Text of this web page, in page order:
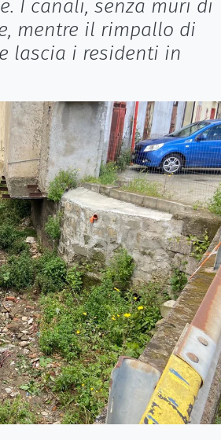
I canali, senza muri di
mentre il rimpallo di
lascia i residenti in